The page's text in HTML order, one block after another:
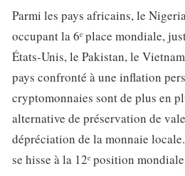
Parmi les pays africains, le
occupant la 6ᵉ place mondiale,
États-Unis, le Pakistan, le
pays confronté à une inflation
cryptomonnaies sont de plus en
alternative de préservation de
dépréciation de la monnaie
se hisse à la 12ᵉ position